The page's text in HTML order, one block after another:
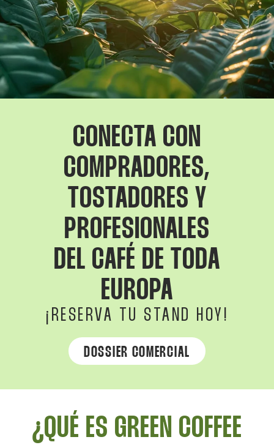
CONECTA CON
COMPRADORES,
TOSTADORES Y
PROFESIONALES
DEL CAFÉ DE TODA
EUROPA
¡RESERVA TU STAND HOY!
DOSSIER COMERCIAL
¿QUÉ ES GREEN COFFEE